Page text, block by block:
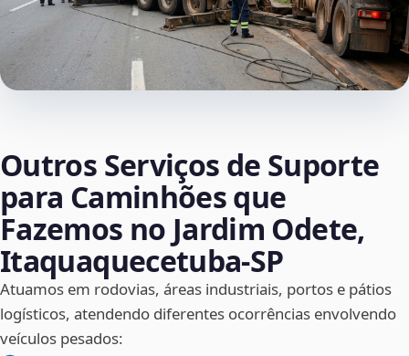
Outros Serviços de Suporte
para Caminhões que
Fazemos no Jardim Odete,
Itaquaquecetuba‑SP
Atuamos em rodovias, áreas industriais, portos e pátios
logísticos, atendendo diferentes ocorrências envolvendo
veículos pesados: